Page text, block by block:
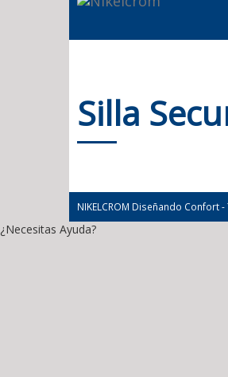
Silla
NIKELCROM Diseñando
¿Necesitas Ayuda?